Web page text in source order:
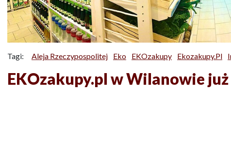
Tagi: Aleja Rzeczypospolitej Eko EKOzakupy Ekozakupy.pl
EKOzakupy.pl w Wilanowie